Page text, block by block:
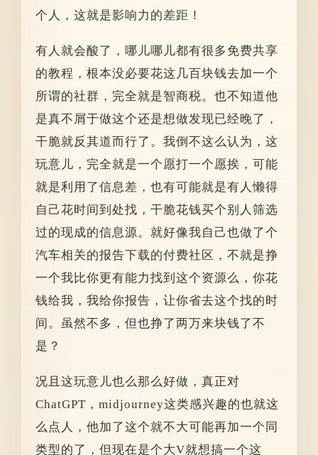
个人，这就是影响力的差距！
有人就会酸了，哪儿哪儿都有很多免费共享
的教程，根本没必要花这几百块钱去加一个
所谓的社群，完全就是智商税。也不知道他
是真不屑于做这个还是想做发现已经晚了，
干脆就反其道而行了。我倒不这么认为，这
玩意儿，完全就是一个愿打一个愿挨，可能
就是利用了信息差，也有可能就是有人懒得
自己花时间到处找，干脆花钱买个别人筛选
过的现成的信息源。就好像我自己也做了个
汽车相关的报告下载的付费社区，不就是挣
一个我比你更有能力找到这个资源么，你花
钱给我，我给你报告，让你省去这个找的时
间。虽然不多，但也挣了两万来块钱了不
是？
况且这玩意儿也么那么好做，真正对
ChatGPT，midjourney这类感兴趣的也就这
么点人，他加了这个就不大可能再加一个同
类型的了，但现在是个大V就想搞一个这